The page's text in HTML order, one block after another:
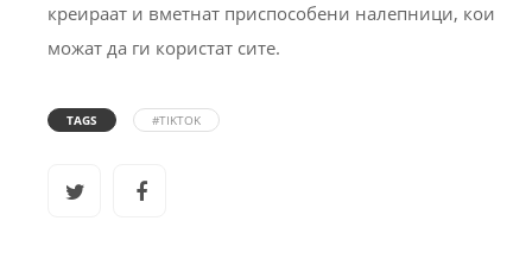
креираат и вметнат приспособени налепници, кои
можат да ги користат сите.
TAGS #TIKTOK